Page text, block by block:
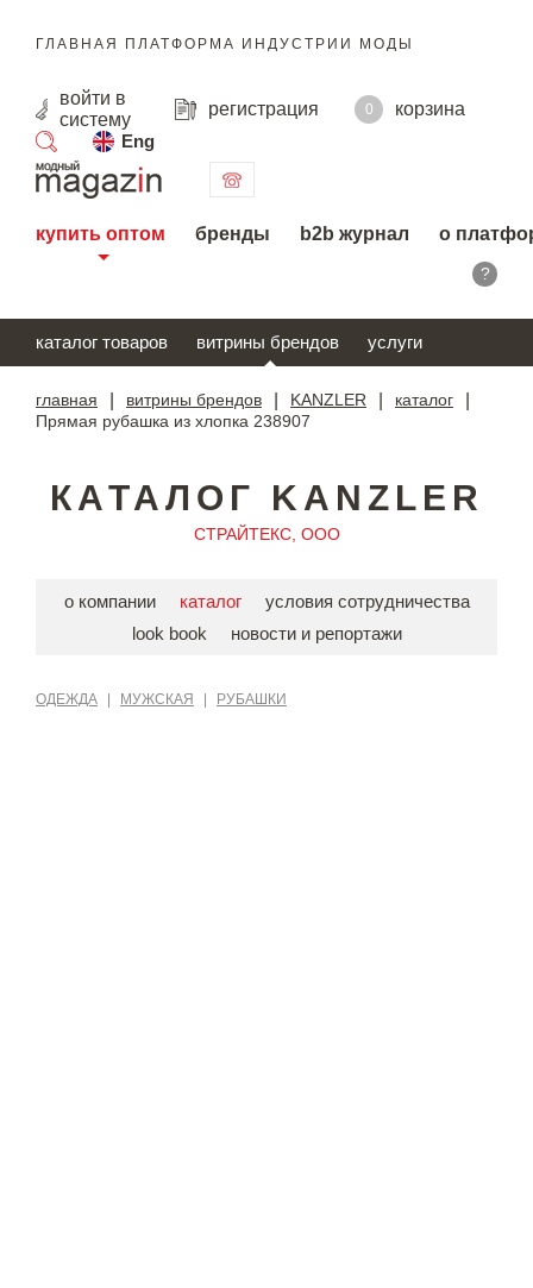
ГЛАВНАЯ ПЛАТФОРМА ИНДУСТРИИ МОДЫ
войти в
систему
регистрация 0
корзина
Eng
поиск
купить оптом бренды b2b журнал о
?
каталог товаров витрины брендов услуги
главная витрины брендов KANZLER каталог
Прямая рубашка из хлопка 238907
КАТАЛОГ KANZLER
СТРАЙТЕКС, ООО
о компании каталог
условия сотрудничества
look book
новости и репортажи
ОДЕЖДА МУЖСКАЯ РУБАШКИ